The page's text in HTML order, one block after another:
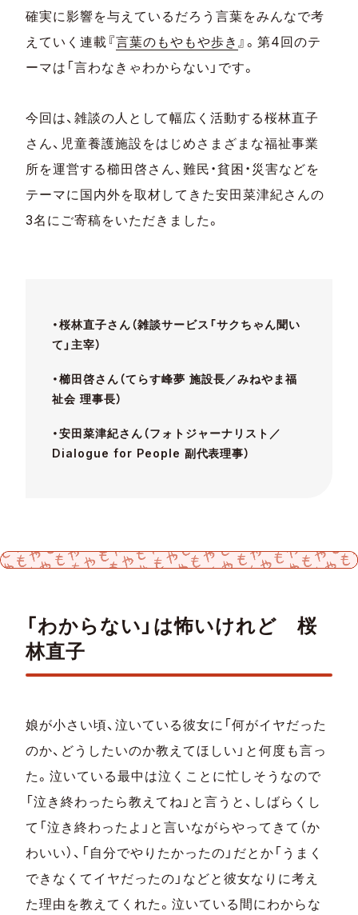
確実に影響を与えているだろう言葉をみんなで考
えていく連載『言葉のもやもや歩き』。第4回のテ
ーマは「言わなきゃわからない」です。
今回は、雑談の人として幅広く活動する桜林直子
さん、児童養護施設をはじめさまざまな福祉事業
所を運営する櫛田啓さん、難民・貧困・災害などを
テーマに国内外を取材してきた安田菜津紀さんの
3名にご寄稿をいただきました。
・桜林直子さん（雑談サービス「サクちゃん聞い
て」主宰）
・櫛田啓さん（てらす峰夢 施設長／みねやま福
祉会 理事長）
・安田菜津紀さん（フォトジャーナリスト／
Dialogue for People 副代表理事）
「わからない」は怖いけれど 桜
林直子
娘が小さい頃、泣いている彼女に「何がイヤだった
のか、どうしたいのか教えてほしい」と何度も言っ
た。泣いている最中は泣くことに忙しそうなので
「泣き終わったら教えてね」と言うと、しばらくし
て「泣き終わったよ」と言いながらやってきて（か
わいい）、「自分でやりたかったの」だとか「うまく
できなくてイヤだったの」などと彼女なりに考え
た理由を教えてくれた。泣いている間にわからな